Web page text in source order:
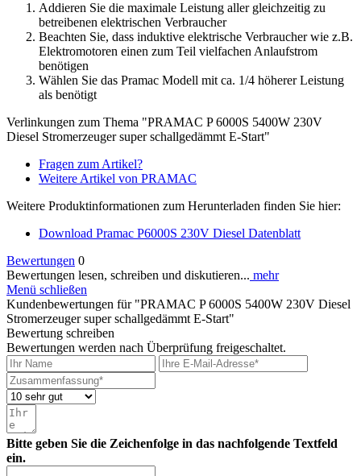
Addieren Sie die maximale Leistung aller gleichzeitig zu
betreibenen elektrischen Verbraucher
Beachten Sie, dass induktive elektrische Verbraucher wie z.B.
Elektromotoren einen zum Teil vielfachen Anlaufstrom
benötigen
Wählen Sie das Pramac Modell mit ca. 1/4 höherer Leistung
als benötigt
Verlinkungen zum Thema "PRAMAC P 6000S 5400W 230V
Diesel Stromerzeuger super schallgedämmt E-Start"
Fragen zum Artikel?
Weitere Artikel von PRAMAC
Weitere Produktinformationen zum Herunterladen finden Sie hier:
Download Pramac P6000S 230V Diesel Datenblatt
Bewertungen 0
Bewertungen lesen, schreiben und diskutieren... mehr
Menü schließen
Kundenbewertungen für "PRAMAC P 6000S 5400W 230V Diesel
Stromerzeuger super schallgedämmt E-Start"
Bewertung schreiben
Bewertungen werden nach Überprüfung freigeschaltet.
Bitte geben Sie die Zeichenfolge in das nachfolgende Textfeld
ein.